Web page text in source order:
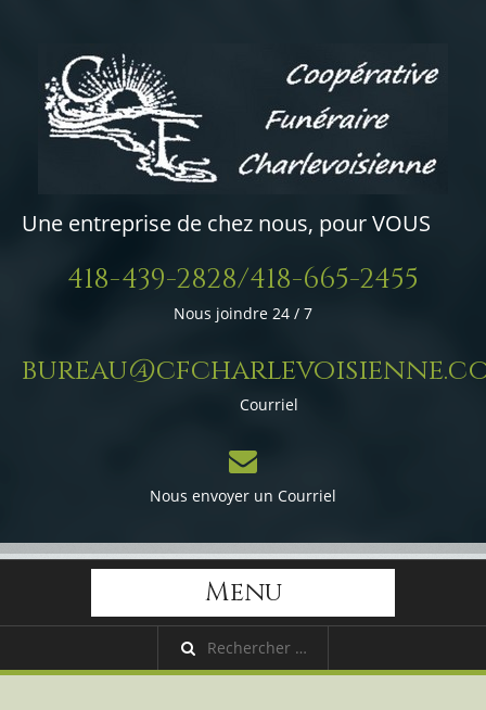
Une entreprise de chez nous, pour VOUS
418-439-2828/418-665-2455
Nous joindre 24 / 7
Courriel
Nous envoyer un Courriel
Menu